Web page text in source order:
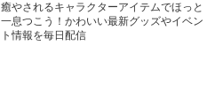
癒やされるキャラクターアイテムでほっと
一息つこう！かわいい最新グッズやイベン
ト情報を毎日配信